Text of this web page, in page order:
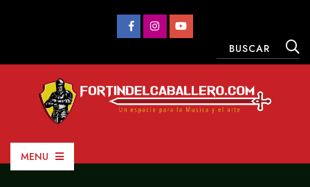
MENU